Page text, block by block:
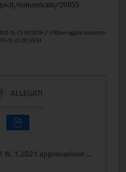
comunicato/20955
11-23 10:33:16 / Ultimo aggiornamento
11-23 10:33:54
ALLEGATI
Decreto REP. N. 1.2021 approvazione graduatoria finale signed (1).pdf